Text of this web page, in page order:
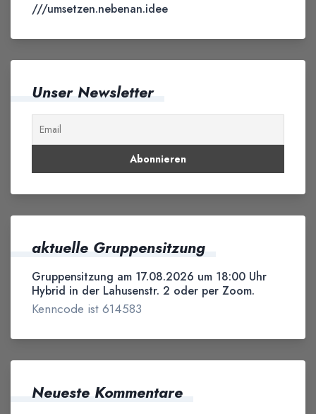
///umsetzen.nebenan.idee
Unser Newsletter
aktuelle Gruppensitzung
Gruppensitzung am 17.08.2026 um 18:00 Uhr
Hybrid in der Lahusenstr. 2 oder per Zoom.
Kenncode ist 614583
Neueste Kommentare